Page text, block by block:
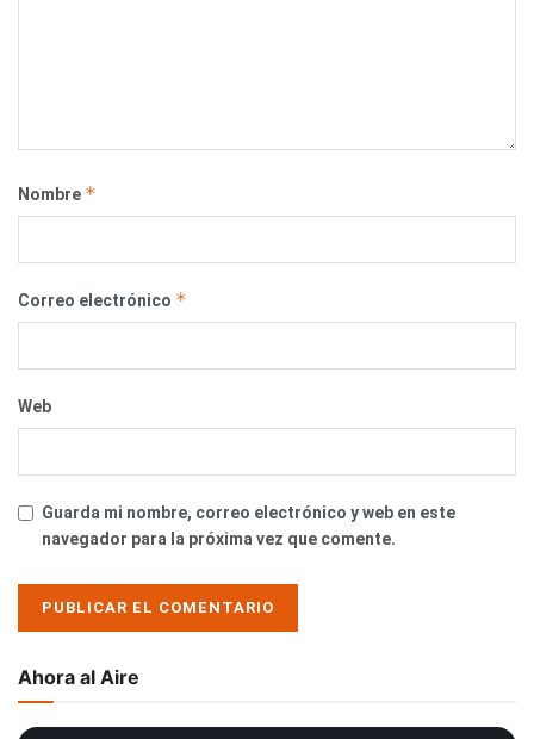
Nombre *
Correo electrónico *
Web
Guarda mi nombre, correo electrónico y web en este
navegador para la próxima vez que comente.
Ahora al Aire